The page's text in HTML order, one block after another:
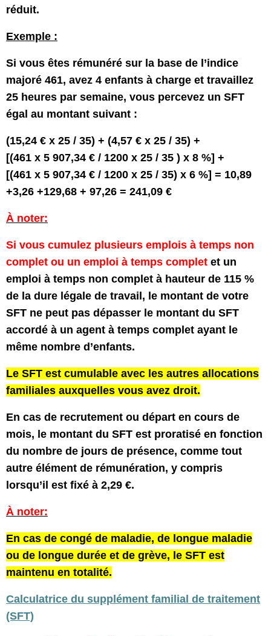
réduit.
Exemple :
Si vous êtes rémunéré sur la base de l’indice
majoré 461, avez 4 enfants à charge et travaillez
25 heures par semaine, vous percevez un SFT
égal au montant suivant :
(15,24 € x 25 / 35) + (4,57 € x 25 / 35) +
[(461 x 5 907,34 € / 1200 x 25 / 35 ) x 8 %] +
[(461 x 5 907,34 € / 1200 x 25 / 35) x 6 %] = 10,89
+3,26 +129,68 + 97,26 = 241,09 €
À noter:
Si vous cumulez plusieurs emplois à temps non
complet ou un emploi à temps complet et un
emploi à temps non complet à hauteur de 115 %
de la dure légale de travail, le montant de votre
SFT ne peut pas dépasser le montant du SFT
accordé à un agent à temps complet ayant le
même nombre d’enfants.
Le SFT est cumulable avec les autres allocations
familiales auxquelles vous avez droit.
En cas de recrutement ou départ en cours de
mois, le montant du SFT est proratisé en fonction
du nombre de jours de présence, comme tout
autre élément de rémunération, y compris
lorsqu’il est fixé à 2,29 €.
À noter:
En cas de congé de maladie, de longue maladie
ou de longue durée et de grève, le SFT est
maintenu en totalité.
Calculatrice du supplément familial de traitement
(SFT)